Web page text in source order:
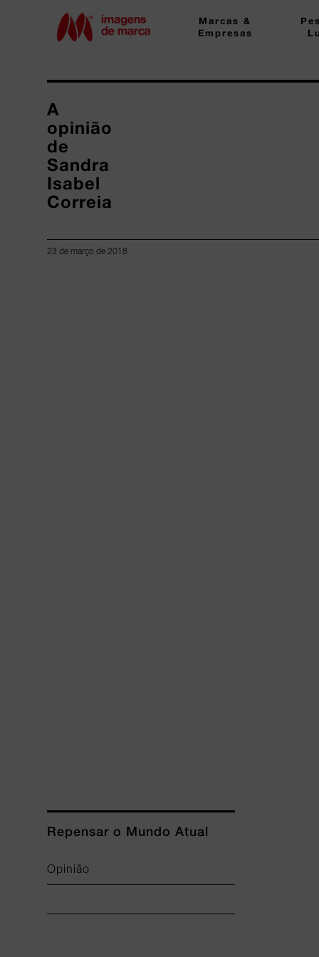
Marcas &
Empresas
A
opinião
de
Sandra
Isabel
Correia
23 de março de 2018
Repensar o Mundo Atual
Opinião